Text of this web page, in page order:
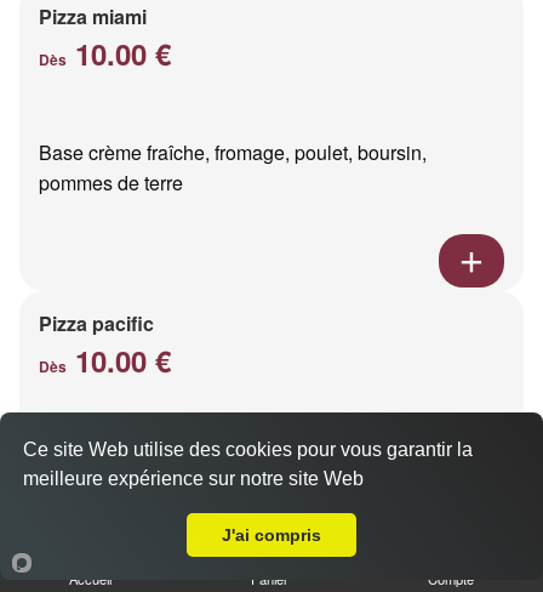
Pizza miami
Dès 10.00 €
Base crème fraîche, fromage, poulet, boursin,
pommes de terre
Pizza pacific
Dès 10.00 €
Base crème fraîche, fromage, saumon fumé
Accueil Panier Compte
Ce site Web utilise des cookies pour vous garantir la
meilleure expérience sur notre site Web
J'ai compris